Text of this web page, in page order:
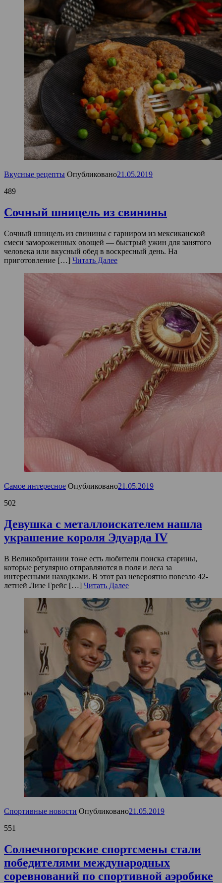
Вкусные рецепты Опубликовано21.05.2019
489
Сочный шницель из свинины
Сочный шницель из свинины с гарниром из мексиканской
смеси замороженных овощей — быстрый ужин для занятого
человека или вкусный обед в воскресный день. На
приготовление […] Читать Далее
Самое интересное Опубликовано21.05.2019
502
Девушка с металлоискателем нашла
украшение короля Эдуарда IV
В Великобритании тоже есть любители поиска старины,
которые регулярно отправляются в поля и леса за
интересными находками. В этот раз невероятно повезло 42-
летней Лизе Грейс […] Читать Далее
Спортивные новости Опубликовано21.05.2019
551
Солнечногорские спортсмены стали
победителями международных
соревнований по спортивной аэробике